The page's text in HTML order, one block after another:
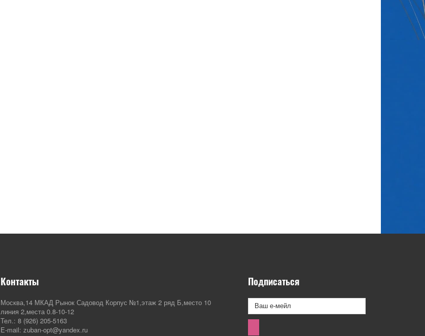
Контакты
Москва,14 МКАД Рынок Садовод Корпус №1,этаж 2 ряд Б,место 10
линия 2,места 0.8-10-12
Тел.: 8 (926) 205-5163
E-mail: zuban-opt@yandex.ru
Подписаться